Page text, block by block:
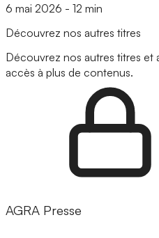
6 mai 2026 - 12 min
Découvrez nos autres titres
Découvrez nos autres titres
accès à plus de contenus.
AGRA Presse